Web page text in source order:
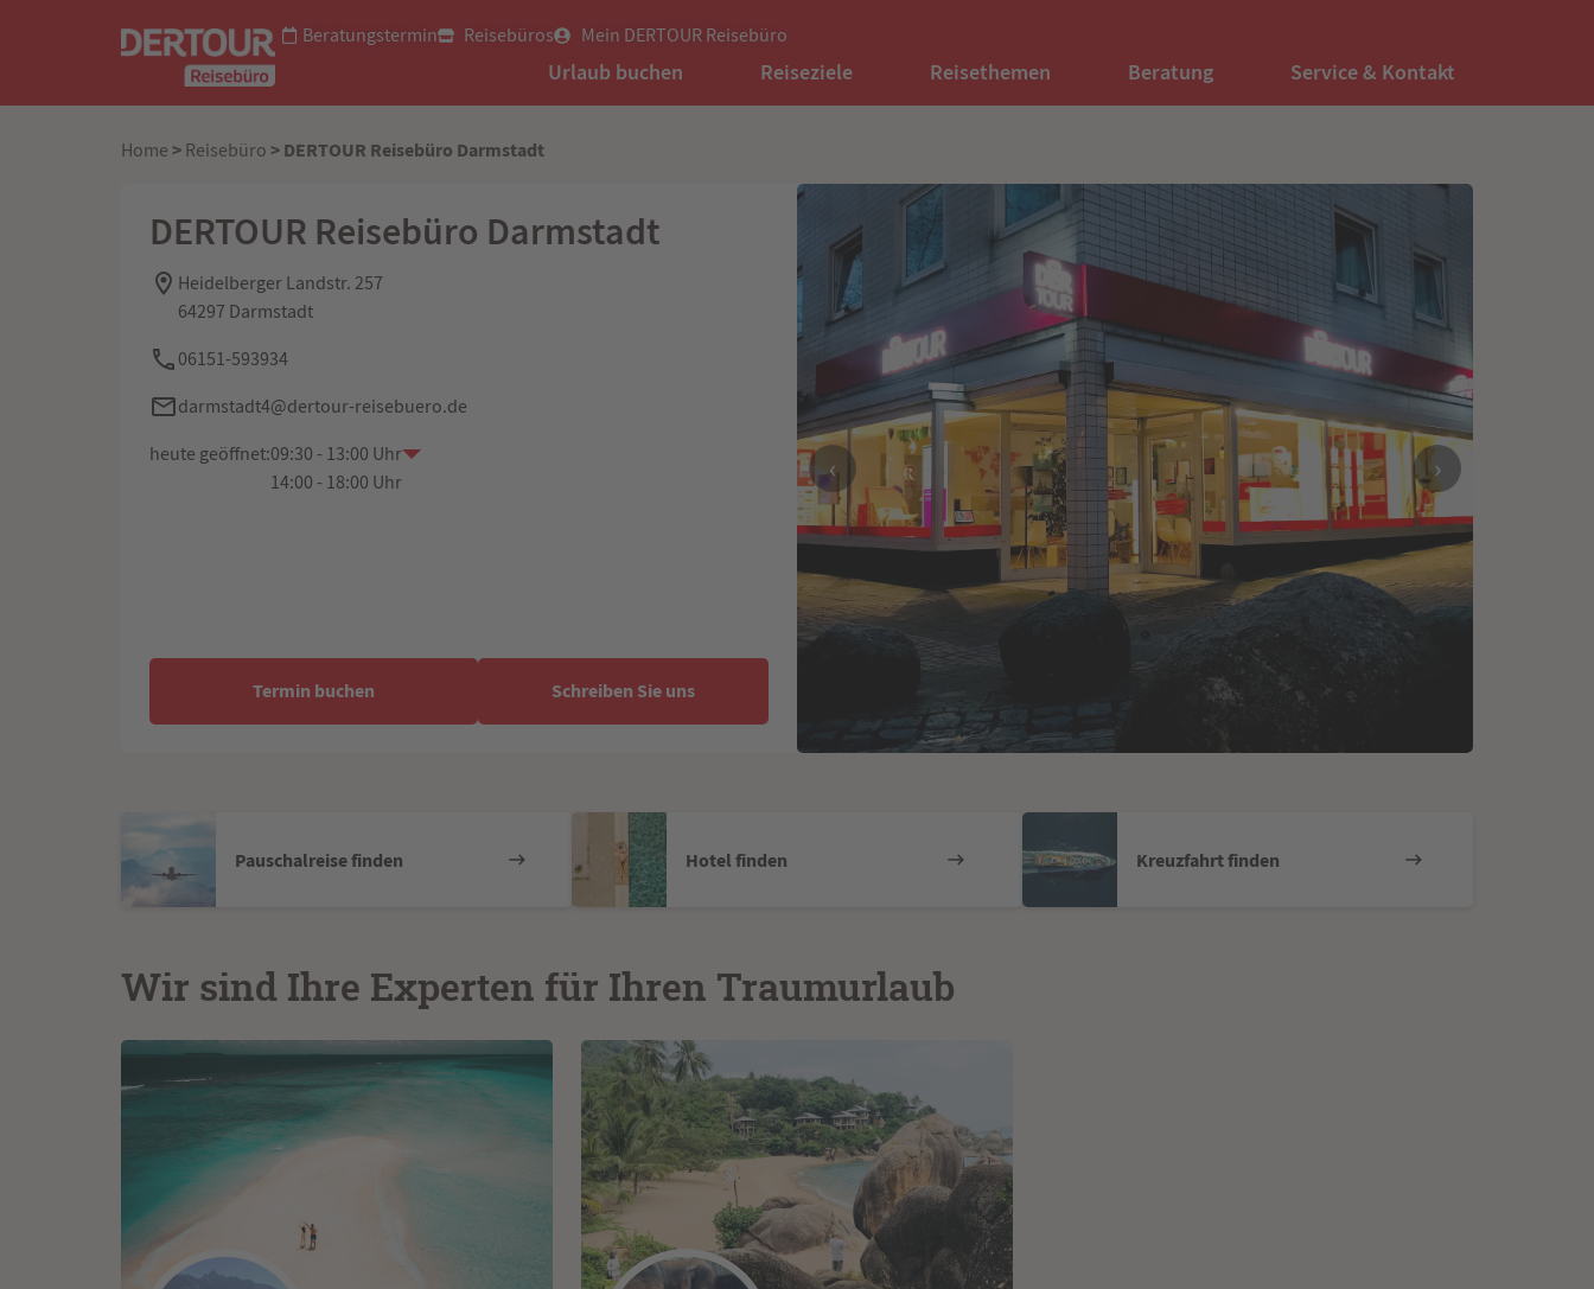
Beratungstermin Reisebüros Mein DERTOUR Reisebüro
Urlaub buchen Reiseziele Reisethemen Beratung Service & Kontakt
Home > Reisebüro > DERTOUR Reisebüro Darmstadt
‹ ›
DERTOUR Reisebüro Darmstadt
Heidelberger Landstr. 257
64297 Darmstadt
06151-593934
darmstadt4@dertour-reisebuero.de
heute geöffnet:09:30 - 13:00 Uhr
14:00 - 18:00 Uhr
Termin buchen Schreiben Sie uns
Pauschalreise finden Hotel finden Kreuzfahrt finden
Wir sind Ihre Experten für Ihren Traumurlaub